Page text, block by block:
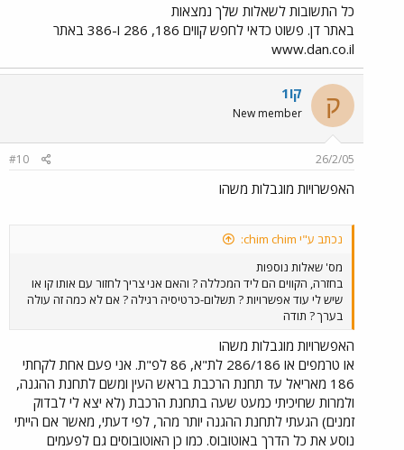
כל התשובות לשאלות שלך נמצאות
באתר דן. פשוט כדאי לחפש קווים 186, 286 ו-386 באתר
www.dan.co.il
ק קו1
New member
26/2/05
#10
האפשרויות מוגבלות משהו
נכתב ע"י chim chim:
מס' שאלות נוספות
בחזרה, הקווים הם ליד המכללה ? והאם אני צריך לחזור עם אותו קו או
שיש לי עוד אפשרויות ? תשלום-כרטיסיה רגילה ? אם לא כמה זה עולה
בערך ? תודה
האפשרויות מוגבלות משהו
או טרמפים או 286/186 לת"א, 86 לפ"ת. אני פעם אחת לקחתי
186 מאריאל עד תחנת הרכבת בראש העין ומשם לתחנת ההגנה,
ולמרות שחיכיתי כמעט שעה בתחנת הרכבת (לא יצא לי לבדוק
זמנים) הגעתי לתחנת ההגנה יותר מהר, לפי דעתי, מאשר אם הייתי
נוסע את כל הדרך באוטובוס. כמו כן האוטובוסים גם לפעמים